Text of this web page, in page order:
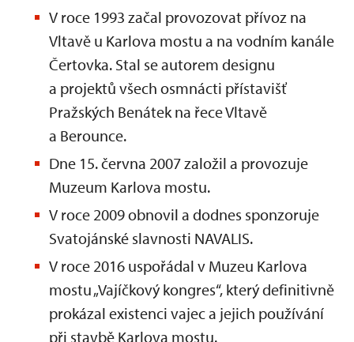
V roce 1993 začal provozovat přívoz na
Vltavě u Karlova mostu a na vodním kanále
Čertovka. Stal se autorem designu
a projektů všech osmnácti přístavišť
Pražských Benátek na řece Vltavě
a Berounce.
Dne 15. června 2007 založil a provozuje
Muzeum Karlova mostu.
V roce 2009 obnovil a dodnes sponzoruje
Svatojánské slavnosti NAVALIS.
V roce 2016 uspořádal v Muzeu Karlova
mostu „Vajíčkový kongres“, který definitivně
prokázal existenci vajec a jejich používání
při stavbě Karlova mostu.